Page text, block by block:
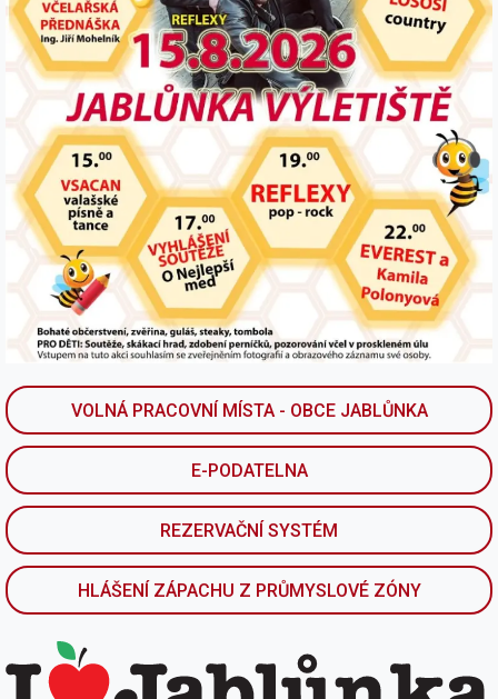
VOLNÁ PRACOVNÍ MÍSTA - OBCE JABLŮNKA
E-PODATELNA
REZERVAČNÍ SYSTÉM
HLÁŠENÍ ZÁPACHU Z PRŮMYSLOVÉ ZÓNY